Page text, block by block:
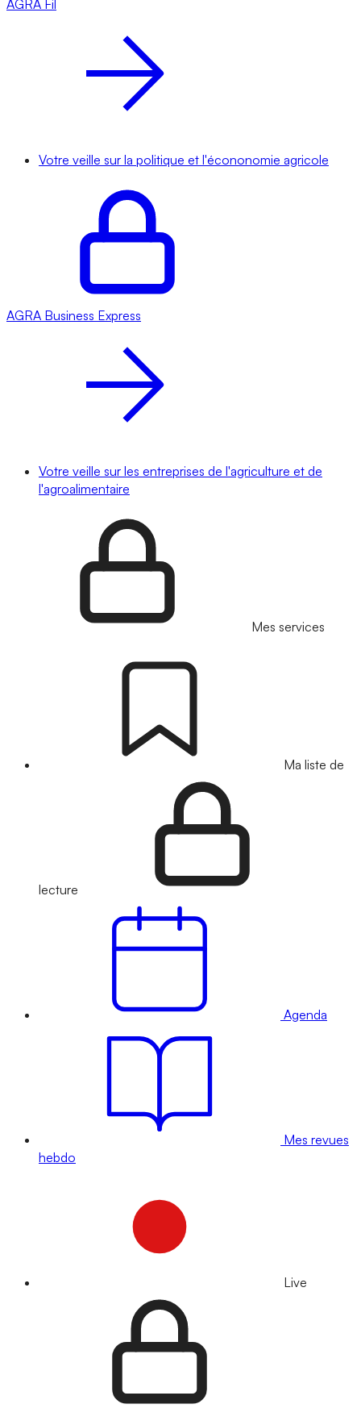
AGRA Fil
Votre veille sur la politique et l'écononomie agricole
AGRA Business Express
Votre veille sur les entreprises de l'agriculture et de
l'agroalimentaire
Mes services
Ma liste de
lecture
Agenda
Mes revues
hebdo
Live